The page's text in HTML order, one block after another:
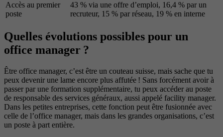
Accès au premier
poste
43 % via une offre d’emploi, 16,4 % par un
recruteur, 15 % par réseau, 19 % en interne
Quelles évolutions possibles pour un
office manager ?
Être office manager, c’est être un couteau suisse, mais sache que tu
peux devenir une lame encore plus affutée ! Sans forcément avoir à
passer par une formation supplémentaire, tu peux accéder au poste
de responsable des services généraux, aussi appelé facility manager.
Dans les petites entreprises, cette fonction peut être fusionnée avec
celle de l’office manager, mais dans les grandes organisations, c’est
un poste à part entière.